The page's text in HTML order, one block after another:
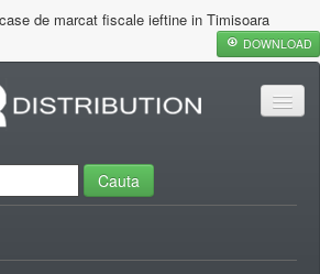
de marcat fiscale ieftine in Timisoara
DOWNLOAD
Cauta